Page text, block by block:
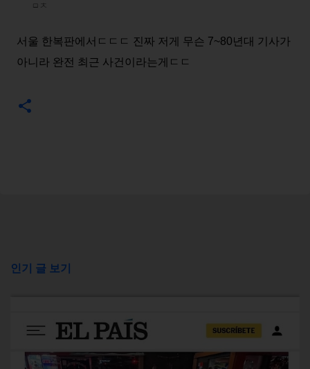
서울 한복판에서ㄷㄷㄷ 진짜 저게 무슨 7~80년대 기사가
아니라 완전 최근 사건이라는게ㄷㄷ
인기 글 보기